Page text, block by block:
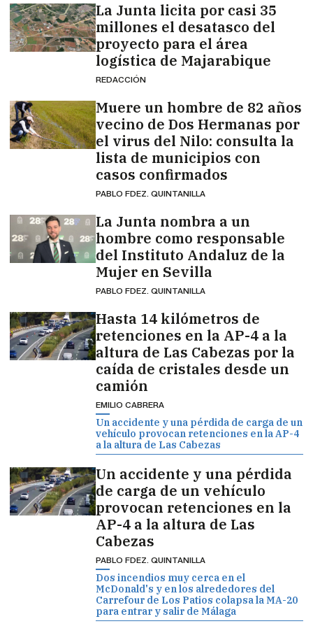
La Junta licita por casi 35
millones el desatasco del
proyecto para el área
logística de Majarabique
REDACCIÓN
Muere un hombre de 82 años
vecino de Dos Hermanas por
el virus del Nilo: consulta la
lista de municipios con
casos confirmados
PABLO FDEZ. QUINTANILLA
La Junta nombra a un
hombre como responsable
del Instituto Andaluz de la
Mujer en Sevilla
PABLO FDEZ. QUINTANILLA
Hasta 14 kilómetros de
retenciones en la AP-4 a la
altura de Las Cabezas por la
caída de cristales desde un
camión
EMILIO CABRERA
Un accidente y una pérdida de carga de un
vehículo provocan retenciones en la AP-4
a la altura de Las Cabezas
Un accidente y una pérdida
de carga de un vehículo
provocan retenciones en la
AP-4 a la altura de Las
Cabezas
PABLO FDEZ. QUINTANILLA
Dos incendios muy cerca en el
McDonald's y en los alrededores del
Carrefour de Los Patios colapsa la MA-20
para entrar y salir de Málaga